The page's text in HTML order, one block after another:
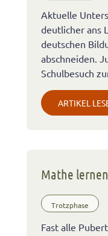
Aktuelle
deutlicher ans
deutschen
abschneiden.
Schulbesuch
ARTIKEL
Mathe
Trotzphase
Fast alle